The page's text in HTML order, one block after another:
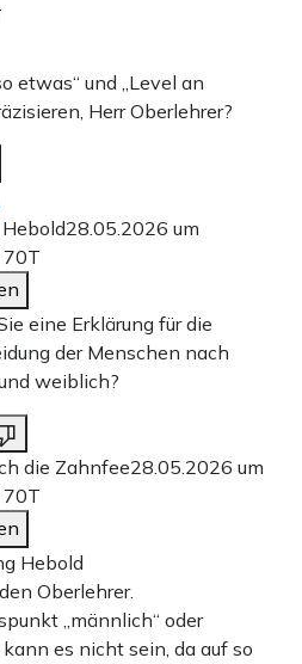
etwas“ und „Level an
Herr Oberlehrer?
28.05.2026 um
70T
eine Erklärung für die
der Menschen nach
weiblich?
die Zahnfee28.05.2026 um
70T
Hebold
Oberlehrer.
„männlich“ oder
kann es nicht sein, da auf so